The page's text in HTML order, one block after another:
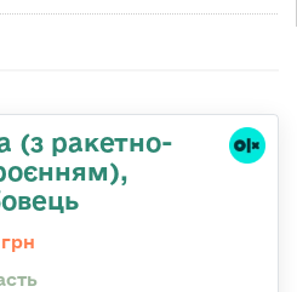
(з pакетно-